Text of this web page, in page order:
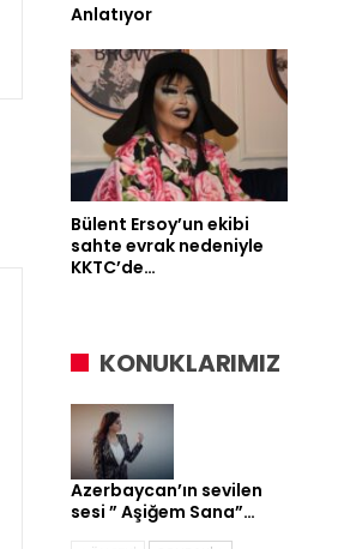
Anlatıyor
Bülent Ersoy’un ekibi
sahte evrak nedeniyle
KKTC’de…
KONUKLARIMIZ
Azerbaycan’ın sevilen
sesi ” Aşiğem Sana”…